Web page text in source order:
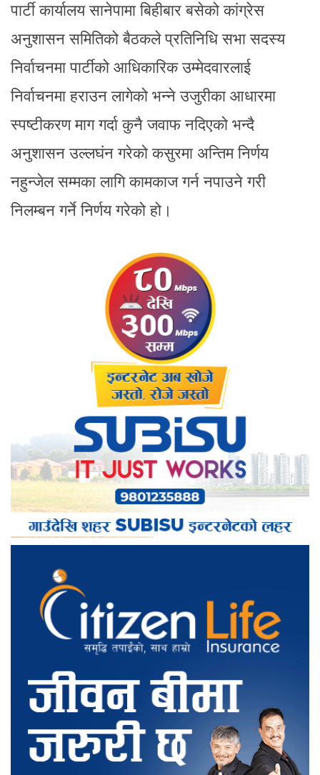
पार्टी कार्यालय सानेपामा बिहीबार बसेको कांग्रेस
अनुशासन समितिको बैठकले प्रतिनिधि सभा सदस्य
निर्वाचनमा पार्टीको आधिकारिक उम्मेदवारलाई
निर्वाचनमा हराउन लागेको भन्ने उजुरीका आधारमा
स्पष्टीकरण माग गर्दा कुनै जवाफ नदिएको भन्दै
अनुशासन उल्लघंन गरेको कसुरमा अन्तिम निर्णय
नहुन्जेल सम्मका लागि कामकाज गर्न नपाउने गरी
निलम्बन गर्ने निर्णय गरेको हो।